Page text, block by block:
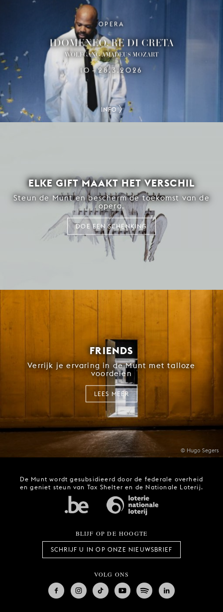
OPERA
IDOMENEO, RE DI CRETA
WOLFGANG AMADEUS MOZART
10 –28.3.2026
INFO
ELKE GIFT MAAKT HET VERSCHIL
Steun de Munt en bescherm de toekomst van de
opera.
DOE EEN SCHENKING
© Hugo Segers
FRIENDS
Verrijk je ervaring in de Munt met talloze
voordelen
LEES MEER
De Munt wordt gesubsidieerd door de federale overheid
en geniet steun van Tax Shelter en de Nationale Loterij.
BLIJF OP DE HOOGTE
SCHRIJF U IN OP ONZE NIEUWSBRIEF
VOLG ONS